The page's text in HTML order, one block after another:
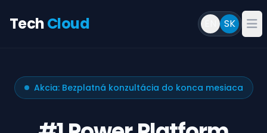
TechCloud SK
Akcia: Bezplatná konzultácia do konca mesiaca